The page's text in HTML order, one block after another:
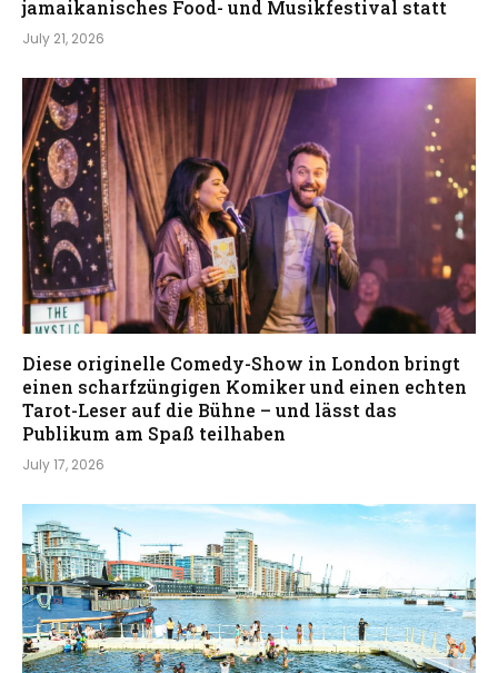
jamaikanisches Food- und Musikfestival statt
July 21, 2026
Diese originelle Comedy-Show in London bringt
einen scharfzüngigen Komiker und einen echten
Tarot-Leser auf die Bühne – und lässt das
Publikum am Spaß teilhaben
July 17, 2026